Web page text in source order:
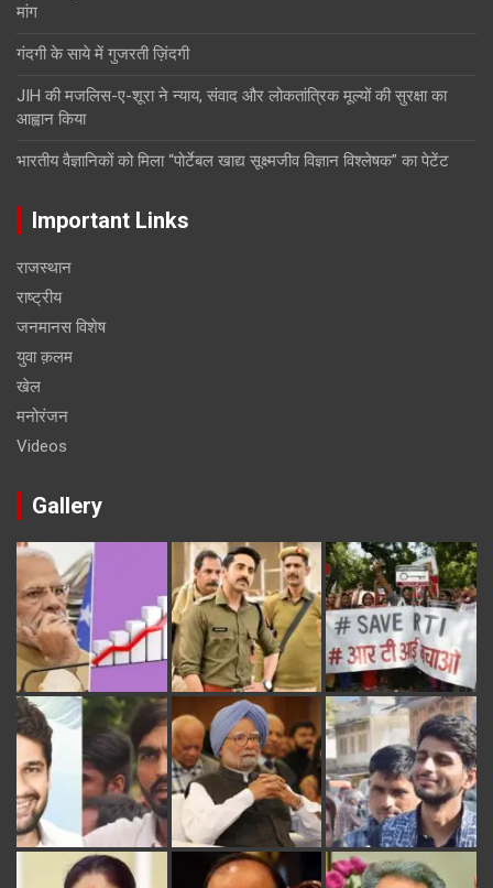
मांग
गंदगी के साये में गुजरती ज़िंदगी
JIH की मजलिस-ए-शूरा ने न्याय, संवाद और लोकतांत्रिक मूल्यों की सुरक्षा का
आह्वान किया
भारतीय वैज्ञानिकों को मिला “पोर्टेबल खाद्य सूक्ष्मजीव विज्ञान विश्लेषक” का पेटेंट
Important Links
राजस्थान
राष्ट्रीय
जनमानस विशेष
युवा क़लम
खेल
मनोरंजन
Videos
Gallery